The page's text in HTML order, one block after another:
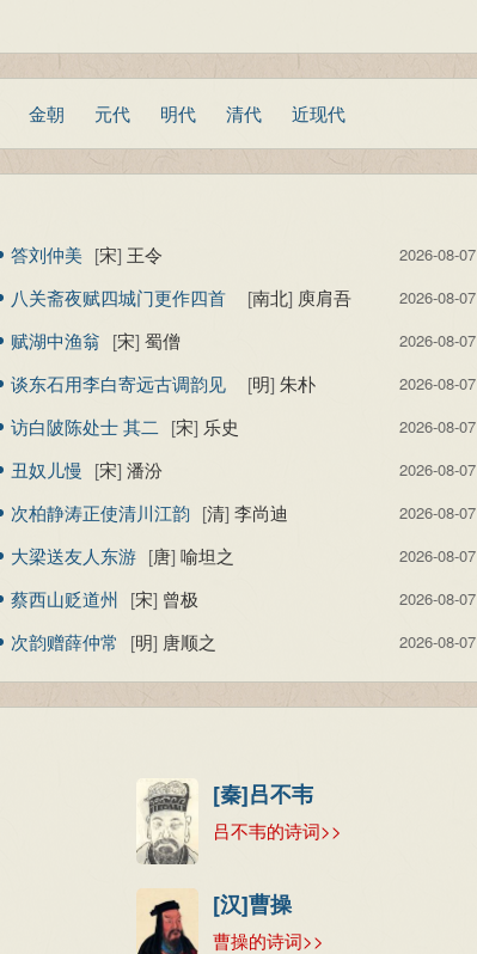
金朝 元代 明代 清代 近现代
答刘仲美 [宋] 王令 2026-08-07
八关斋夜赋四城门更作四首
其二 南城门老
[南北] 庾肩吾 2026-08-07
赋湖中渔翁 [宋]蜀僧 2026-08-07
谈东石用李白寄远古调韵见
寄次答
[明]朱朴 2026-08-07
访白陂陈处士 其二 [宋] 乐史 2026-08-07
丑奴儿慢 [宋]潘汾 2026-08-07
次柏静涛正使清川江韵 [清]李尚迪 2026-08-07
大梁送友人东游 [唐]喻坦之 2026-08-07
蔡西山贬道州 [宋] 曾极 2026-08-07
次韵赠薛仲常 [明] 唐顺之 2026-08-07
[秦]吕不韦
吕不韦的诗词>>
[汉]曹操
曹操的诗词>>